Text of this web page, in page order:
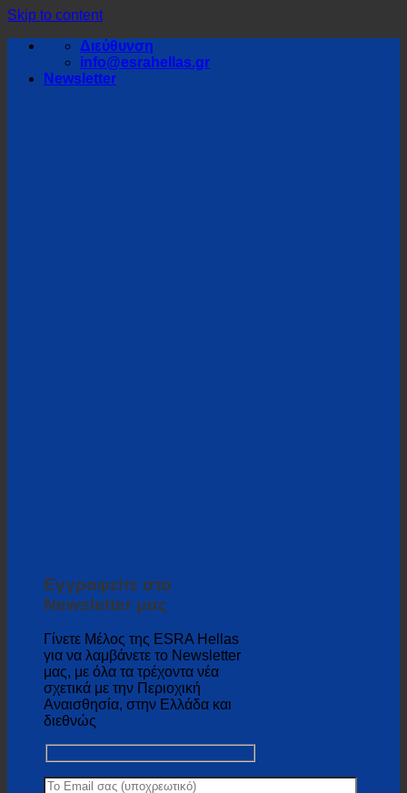
Skip to content
Διεύθυνση
info@esrahellas.gr
Newsletter
Εγγραφείτε στο
Newsletter μας
Γίνετε Μέλος της ESRA Hellas
για να λαμβάνετε το Newsletter
μας, με όλα τα τρέχοντα νέα
σχετικά με την Περιοχική
Αναισθησία, στην Ελλάδα και
διεθνώς